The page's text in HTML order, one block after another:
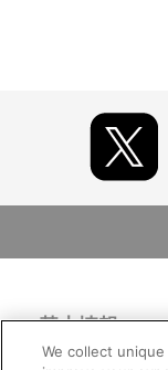
24：ドラゴンボール
ｎ Ｂａｌｌ Ｐａｒ
基本情報
We collect